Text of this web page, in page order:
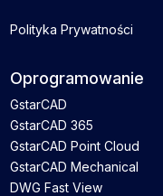
Polityka Prywatności
Oprogramowanie
GstarCAD
GstarCAD 365
GstarCAD Point Cloud
GstarCAD Mechanical
DWG Fast View